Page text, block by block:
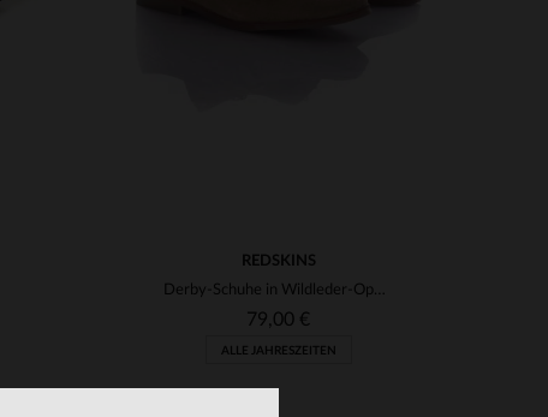
REDSKINS
Derby-Schuhe in Wildleder-Optik Redskins
79,00 €
ALLE JAHRESZEITEN